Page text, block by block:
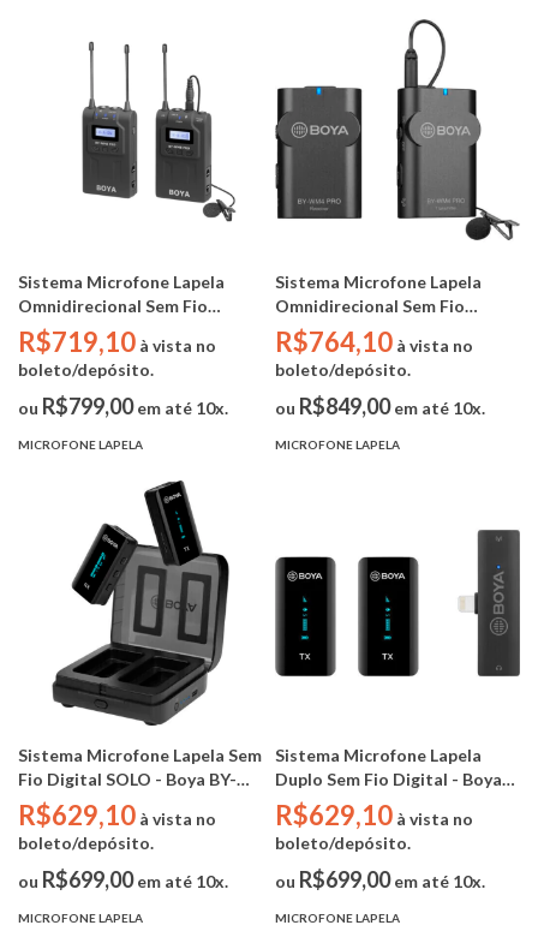
Sistema Microfone Lapela
Omnidirecional Sem Fio
Digital - Boya BY-WM8 PRO
K1 (DUAL CHANNEL UHF)
R$719,10 à vista no
boleto/depósito.
ou R$799,00em até 10x.
MICROFONE LAPELA
Sistema Microfone Lapela
Omnidirecional Sem Fio
Digital - Boya BY-WM4 PRO
K1 (2.4Ghz / OLED / TRS
3.5mm)
R$764,10 à vista no
boleto/depósito.
ou R$849,00em até 10x.
MICROFONE LAPELA
Sistema Microfone Lapela Sem
Fio Digital SOLO - Boya BY-
XM6-K1 ( 2.4Ghz / OLED / TRS
3.5mm / Case de
Carregamento)
R$629,10 à vista no
boleto/depósito.
ou R$699,00em até 10x.
MICROFONE LAPELA
Sistema Microfone Lapela
Duplo Sem Fio Digital - Boya
BY-XM6-S4 (2.4Ghz / OLED /
Lightning Iphone)
R$629,10 à vista no
boleto/depósito.
ou R$699,00em até 10x.
MICROFONE LAPELA